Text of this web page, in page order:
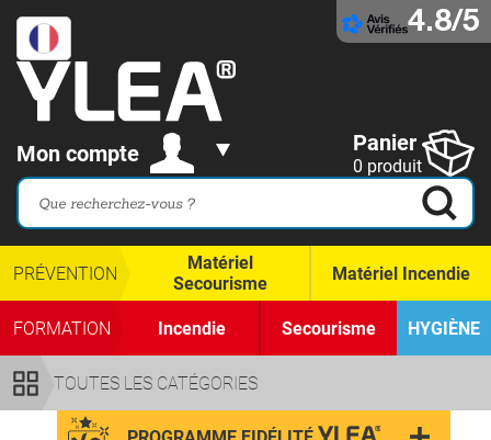
4.8/5
Mon compte Panier
0 produit
TOUTES LES CATÉGORIES
PRÉVENTION
Matériel
Secourisme
Matériel Incendie
FORMATION Incendie Secourisme HYGIÈNE